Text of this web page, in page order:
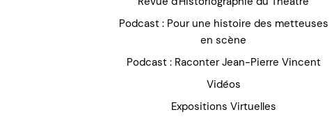
Podcast : Pour une histoire des metteuses
en scène
Podcast : Raconter Jean-Pierre Vincent
Vidéos
Expositions Virtuelles